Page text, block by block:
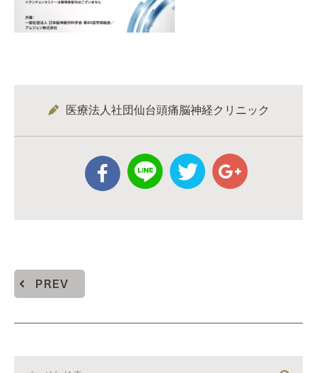
医療法人社団仙台頭痛脳神経クリニック
PREV